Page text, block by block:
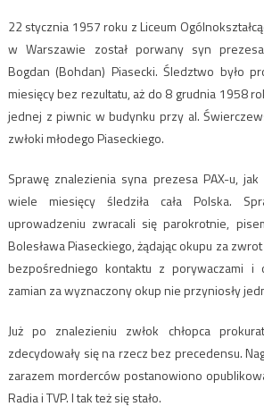
22 stycznia 1957 roku z Liceum
w Warszawie został porwany syn
Bogdan (Bohdan) Piasecki. Śledztwo było
miesięcy bez rezultatu, aż do 8 grudnia 1958
jednej z piwnic w budynku przy al.
zwłoki młodego Piaseckiego.
Sprawę znalezienia syna prezesa PAX-u,
wiele miesięcy śledziła cała Polska.
uprowadzeniu zwracali się parokrotnie,
Bolesława Piaseckiego, żądając okupu za
bezpośredniego kontaktu z porywaczami i
zamian za wyznaczony okup nie przyniosły
Już po znalezieniu zwłok chłopca
zdecydowały się na rzecz bez precedensu.
zarazem morderców postanowiono
Radia i TVP. I tak też się stało.